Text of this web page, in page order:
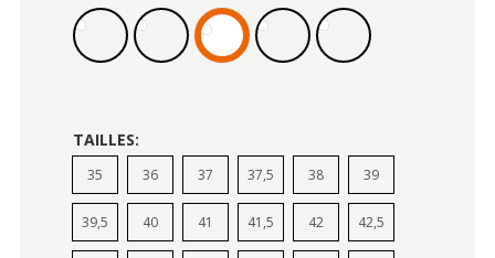
TAILLES:
35 36 37 37,5 38 39
39,5 40 41 41,5 42 42,5